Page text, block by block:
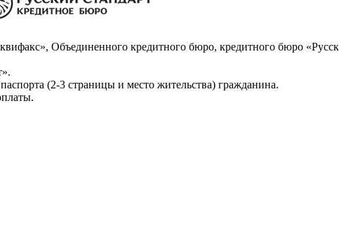
Объединенного кредитного бюро, кредитного бюро
(2-3 страницы и место жительства) гражданина.